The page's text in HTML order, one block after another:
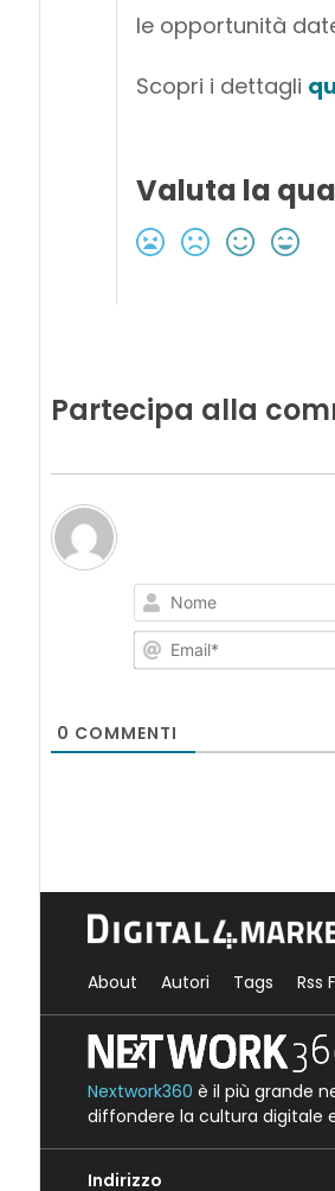
le opportunità
Scopri i dettagli
Valuta la
Partecipa alla
0 COMMENTI
About Autori Tags Rss
Nextwork360 è il più grande
diffondere la cultura digitale
Indirizzo